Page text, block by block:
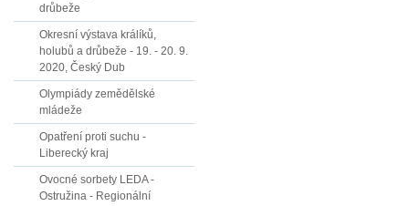
drůbeže
Okresní výstava králíků,
holubů a drůbeže - 19. - 20. 9.
2020, Český Dub
Olympiády zemědělské
mládeže
Opatření proti suchu -
Liberecký kraj
Ovocné sorbety LEDA -
Ostružina - Regionální